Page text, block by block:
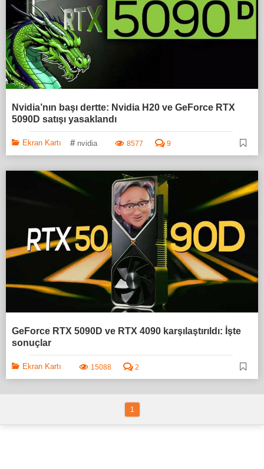
Nvidia’nın başı dertte: Nvidia H20 ve GeForce RTX
5090D satışı yasaklandı
Ekran Kartı # nvidia 8577 9
GeForce RTX 5090D ve RTX 4090 karşılaştırıldı: İşte
sonuçlar
Ekran Kartı 15088 2
1